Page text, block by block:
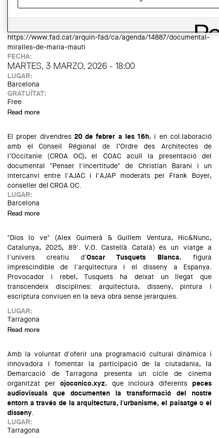
https://www.fad.cat/arquin-fad/ca/agenda/14887/documental-
miralles-de-maria-mauti
FECHA:
MARTES, 3 MARZO, 2026 - 18:00
LUGAR:
Barcelona
GRATUÏTAT:
Free
Read more
El proper divendres 20 de febrer a les 16h, i en col.laboració
amb el Conseil Régional de l’Ordre des Architectes de
l’Occitanie (CROA OC), el COAC acull la presentació del
documental "Penser l'incertitude" de Christian Barani i un
intercanvi entre l'AJAC i l'AJAP moderats per Frank Boyer,
conseller del CROA OC.
LUGAR:
Barcelona
Read more
"Dios lo ve" (Alex Guimerà & Guillem Ventura, Hic&Nunc,
Catalunya, 2025, 89'. V.O. Castellà Català) és un viatge a
l'univers creatiu d'Oscar Tusquets Blanca, figura
imprescindible de l'arquitectura i el disseny a Espanya.
Provocador i rebel, Tusquets ha deixat un llegat que
transcendeix disciplines: arquitectura, disseny, pintura i
escriptura conviuen en la seva obra sense jerarquies.
LUGAR:
Tarragona
Read more
Amb la voluntat d'oferir una programació cultural dinàmica i
innovadora i fomentar la participació de la ciutadania, la
Demarcació de Tarragona presenta un cicle de cinema
organitzat per ojoconico.xyz, que inclourà diferents peces
audiovisuals que documenten la transformació del nostre
entorn a través de la arquitectura, l'urbanisme, el paisatge o el
disseny.
LUGAR:
Tarragona